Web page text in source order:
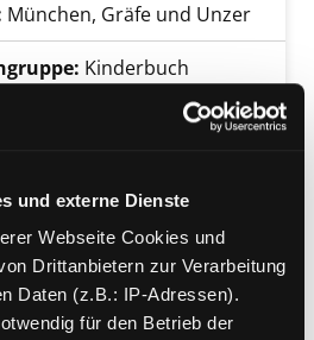
und externe Dienste
Webseite Cookies und
Drittanbietern zur Verarbeitung
Daten (z.B.: IP-Adressen).
für den Betrieb der
München, Gräfe und Unzer
Kinderbuch
der Tiere
Gathen, Katharina von
Sachbuch
frei